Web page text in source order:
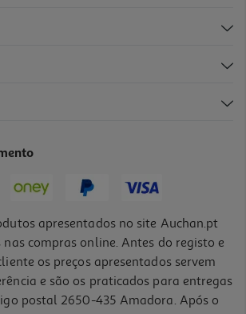
apresentados no site Auchan.pt
compras online. Antes do registo e
os preços apresentados servem
e são os praticados para entregas
postal 2650-435 Amadora. Após o